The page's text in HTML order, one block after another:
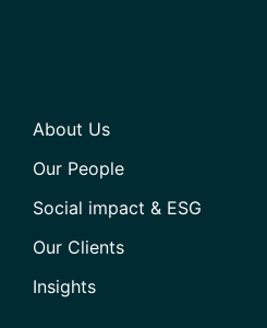
About Us
Our People
Social impact & ESG
Our Clients
Insights